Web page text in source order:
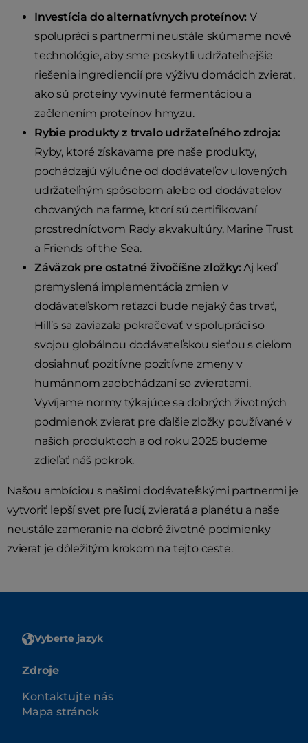
Investícia do alternatívnych proteínov: V
spolupráci s partnermi neustále skúmame nové
technológie, aby sme poskytli udržateľnejšie
riešenia ingrediencií pre výživu domácich zvierat,
ako sú proteíny vyvinuté fermentáciou a
začlenením proteínov hmyzu.
Rybie produkty z trvalo udržateľného zdroja:
Ryby, ktoré získavame pre naše produkty,
pochádzajú výlučne od dodávateľov ulovených
udržateľným spôsobom alebo od dodávateľov
chovaných na farme, ktorí sú certifikovaní
prostredníctvom Rady akvakultúry, Marine Trust
a Friends of the Sea.
Záväzok pre ostatné živočíšne zložky:Aj keď
premyslená implementácia zmien v
dodávateľskom reťazci bude nejaký čas trvať,
Hill’s sa zaviazala pokračovať v spolupráci so
svojou globálnou dodávateľskou sieťou s cieľom
dosiahnuť pozitívne pozitívne zmeny v
humánnom zaobchádzaní so zvieratami.
Vyvíjame normy týkajúce sa dobrých životných
podmienok zvierat pre ďalšie zložky používané v
našich produktoch a od roku 2025 budeme
zdieľať náš pokrok.
Našou ambíciou s našimi dodávateľskými partnermi je
vytvoriť lepší svet pre ľudí, zvieratá a planétu a naše
neustále zameranie na dobré životné podmienky
zvierat je dôležitým krokom na tejto ceste.
Vyberte jazyk
Zdroje
Kontaktujte nás
Mapa stránok